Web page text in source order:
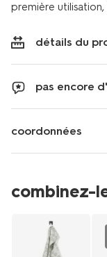
première utilisation,
détails du
pas encore
coordonnées
combinez-